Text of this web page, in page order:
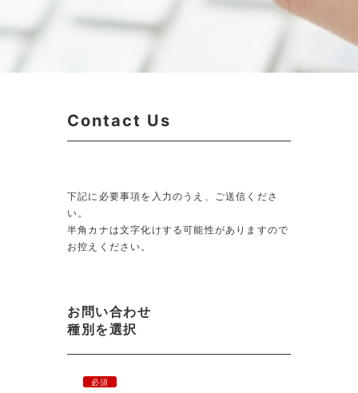
下記に必要事項を入力のうえ、ご送信くださ
い。
半角カナは文字化けする可能性がありますので
お控えください。
お問い合わせ
種別を選択
必須